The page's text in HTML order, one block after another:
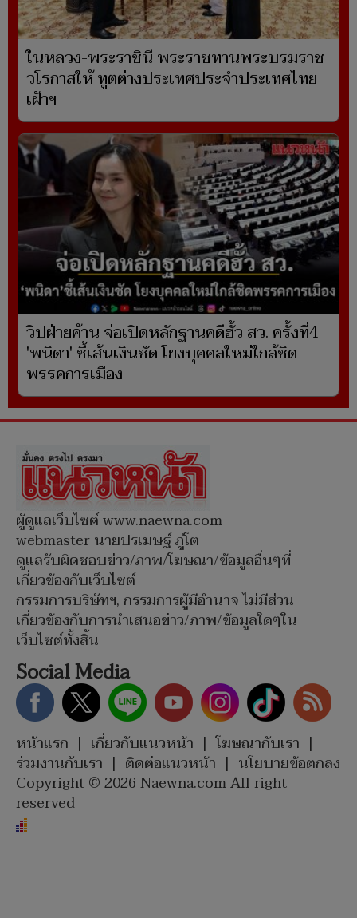
ในหลวง-พระราชินี พระราชทานพระบรมราช
วโรกาสให้ ทูตต่างประเทศประจำประเทศไทย
เฝ้าฯ
วิปฝ่ายค้าน จ่อเปิดหลักฐานคดีฮั้ว สว. ครั้งที่4
'พนิดา' ชี้เส้นเงินชัด โยงบุคคลใหม่ใกล้ชิด
พรรคการเมือง
ผู้ดูแลเว็บไซต์ www.naewna.com
webmaster นายปรเมษฐ์ ภู่โต
ดูแลรับผิดชอบข่าว/ภาพ/โฆษณา/ข้อมูลอื่นๆที่
เกี่ยวข้องกับเว็บไซต์
กรรมการบริษัทฯ, กรรมการผู้มีอำนาจ ไม่มีส่วน
เกี่ยวข้องกับการนำเสนอข่าว/ภาพ/ข้อมูลใดๆใน
เว็บไซต์ทั้งสิ้น
Social Media
หน้าแรก | เกี่ยวกับแนวหน้า | โฆษณากับเรา |
ร่วมงานกับเรา | ติดต่อแนวหน้า | นโยบายข้อตกลง
Copyright © 2026 Naewna.com All right
reserved